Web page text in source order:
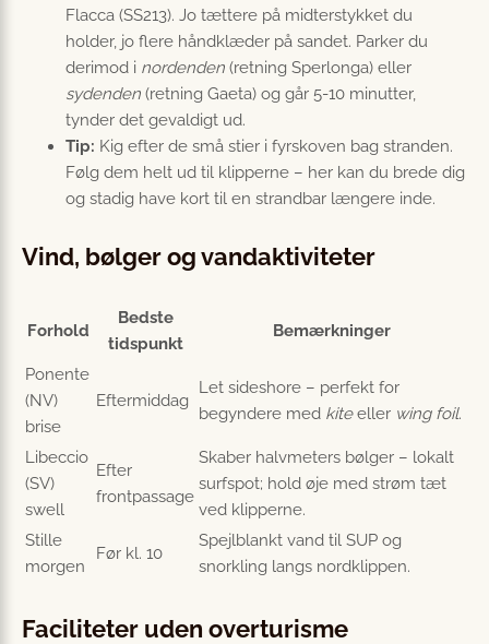
Flacca (SS213). Jo tættere på midterstykket du
holder, jo flere håndklæder på sandet. Parker du
derimod i nordenden (retning Sperlonga) eller
sydenden (retning Gaeta) og går 5-10 minutter,
tynder det gevaldigt ud.
Tip: Kig efter de små stier i fyrskoven bag stranden.
Følg dem helt ud til klipperne – her kan du brede dig
og stadig have kort til en strandbar længere inde.
Vind, bølger og vandaktiviteter
Forhold
Bedste
tidspunkt
Bemærkninger
Ponente
(NV)
brise
Eftermiddag
Let sideshore – perfekt for
begyndere med kiteeller wing foil.
Libeccio
(SV)
swell
Efter
frontpassage
Skaber halvmeters bølger – lokalt
surfspot; hold øje med strøm tæt
ved klipperne.
Stille
morgen
Før kl. 10
Spejlblankt vand til SUP og
snorkling langs nordklippen.
Faciliteter uden overturisme